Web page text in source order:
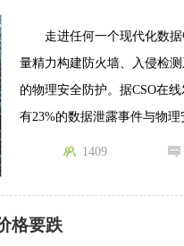
走进任何一个现代化数
量精力构建防火墙、入侵检
的物理安全防护。据CSO在
有23%的数据泄露事件与物
1409
格要跌